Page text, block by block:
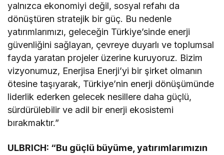
yalnızca ekonomiyi değil, sosyal refahı da
dönüştüren stratejik bir güç. Bu nedenle
yatırımlarımızı, geleceğin Türkiye’sinde enerji
güvenliğini sağlayan, çevreye duyarlı ve toplumsal
fayda yaratan projeler üzerine kuruyoruz. Bizim
vizyonumuz, Enerjisa Enerji’yi bir şirket olmanın
ötesine taşıyarak, Türkiye’nin enerji dönüşümünde
liderlik ederken gelecek nesillere daha güçlü,
sürdürülebilir ve adil bir enerji ekosistemi
bırakmaktır.”
ULBRICH: “Bu güçlü büyüme, yatırımlarımızın